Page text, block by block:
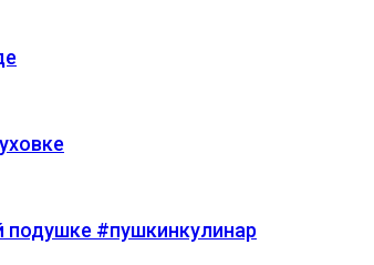
#пушкинкулинар